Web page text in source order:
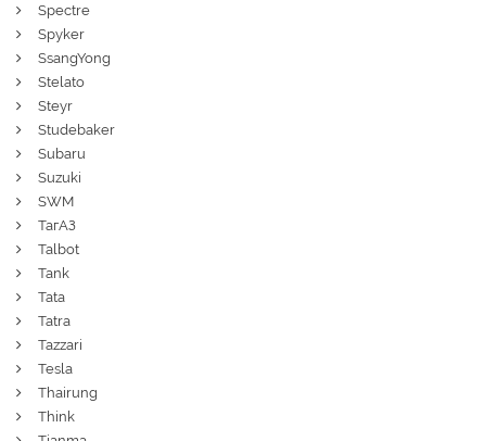
Spectre
Spyker
SsangYong
Stelato
Steyr
Studebaker
Subaru
Suzuki
SWM
ТагАЗ
Talbot
Tank
Tata
Tatra
Tazzari
Tesla
Thairung
Think